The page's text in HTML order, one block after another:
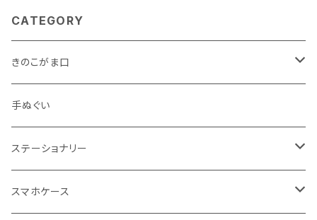
CATEGORY
きのこがま口
手のひらサイズ
バッグサイズ
手ぬぐい
ステーショナリー
ポストカード・ボールペン
スマホケース